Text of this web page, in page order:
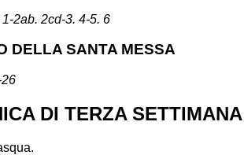
2ab. 2cd-3. 4-5. 6
DELLA SANTA MESSA
DI TERZA